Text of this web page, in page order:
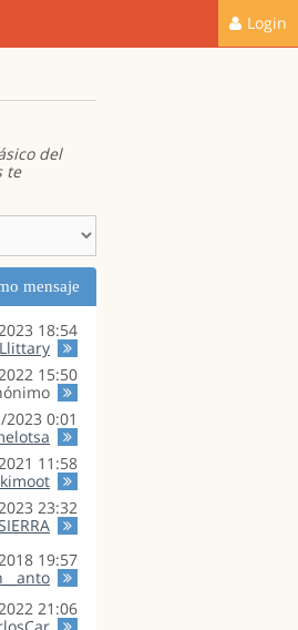
Login
del
te
mensaje
18:54
Llittary
15:50
2023 0:01
11:58
23:32
19:57
21:06